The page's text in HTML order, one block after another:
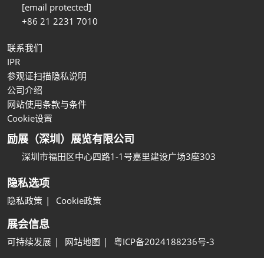
[email protected]
+86 21 2231 7010
联系我们
IPR
参观证扫描隐私说明
公司介绍
网站使用条款与条件
Cookie设置
励展（深圳）展览有限公司
深圳市福田区中心四路1-1号嘉里建设广场3座303
隐私选项
隐私政策 Cookie政策
展会信息
可持续发展 网站地图 粤ICP备2024188236号-3